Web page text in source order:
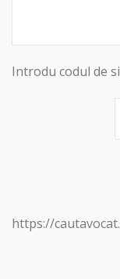
Introdu codul de
https://